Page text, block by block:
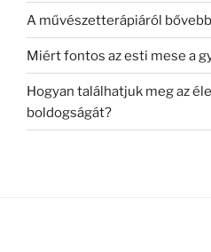
A művészetterápiáról
Miért fontos az esti mese a
Hogyan találhatjuk meg az
boldogságát?